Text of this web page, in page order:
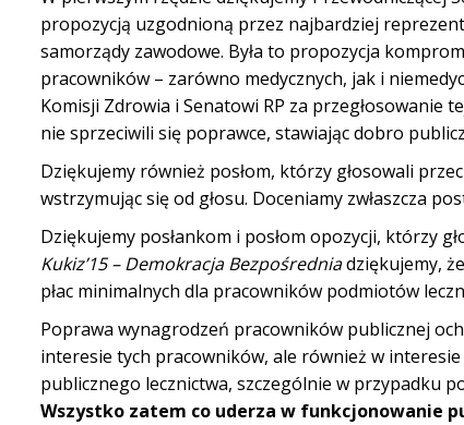
propozycją uzgodnioną przez najbardziej
samorządy zawodowe. Była to propozycja
pracowników – zarówno medycznych, jak i
Komisji Zdrowia i Senatowi RP za
nie sprzeciwili się poprawce, stawiając dobro
Dziękujemy również posłom, którzy głosowali
wstrzymując się od głosu. Doceniamy zwłaszcza
Dziękujemy posłankom i posłom opozycji, którzy
Kukiz’15 – Demokracja Bezpośredniadziękujemy,
płac minimalnych dla pracowników podmiotów
Poprawa wynagrodzeń pracowników publicznej
interesie tych pracowników, ale również w
publicznego lecznictwa, szczególnie w przypadku
Wszystko zatem co uderza w funkcjonowanie